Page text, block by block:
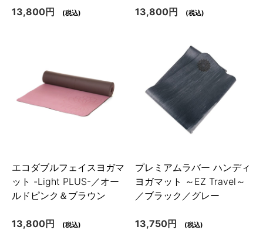
13,800円 (税込) 13,800円 (税込)
エコダブルフェイスヨガマ
ット -Light PLUS-／オー
ルドピンク＆ブラウン
13,800円 (税込)
プレミアムラバー ハンディ
ヨガマット ～EZ Travel～
／ブラック／グレー
13,750円 (税込)